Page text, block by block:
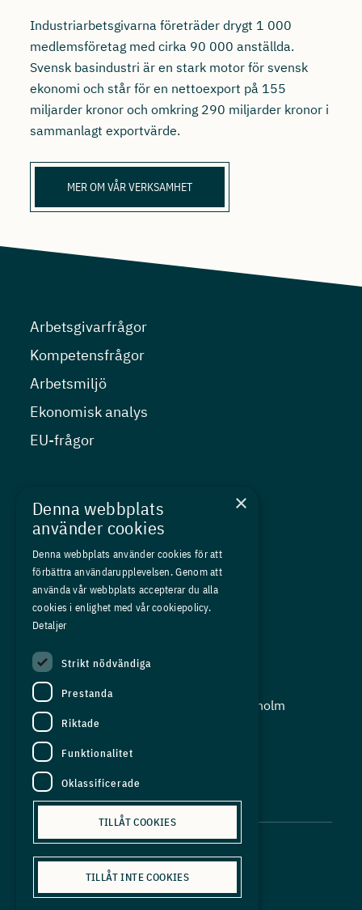
Industriarbetsgivarna företräder drygt 1 000
medlemsföretag med cirka 90 000 anställda.
Svensk basindustri är en stark motor för svensk
ekonomi och står för en nettoexport på 155
miljarder kronor och omkring 290 miljarder kronor i
sammanlagt exportvärde.
MER OM VÅR VERKSAMHET
Arbetsgivarfrågor
Kompetensfrågor
Arbetsmiljö
Ekonomisk analys
EU-frågor
Kurser
Medlemskap
Om oss
Press
In English
Adress:
Storgatan 19, Box 5501, 114 85 Stockholm
Organisationsnummer:
556625 - 8389
E-post:
info@industriarbetsgivarna.se
×
Denna webbplats
använder cookies
Denna webbplats använder cookies för att
förbättra användarupplevelsen. Genom att
använda vår webbplats accepterar du alla
cookies i enlighet med vår cookiepolicy.
Detaljer
Strikt nödvändiga
Prestanda
Riktade
Funktionalitet
Oklassificerade
TILLÅT COOKIES
TILLÅT INTE COOKIES